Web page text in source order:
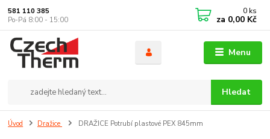
Menu
Hledat
581 110 385
Po-Pá 8:00 - 15:00
0 ks
za 0,00 Kč
Úvod Dražice DRAŽICE Potrubí plastové PEX 845mm